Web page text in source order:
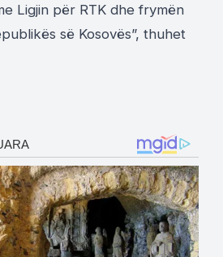
Ligjin për RTK dhe frymën
së Kosovës”, thuhet